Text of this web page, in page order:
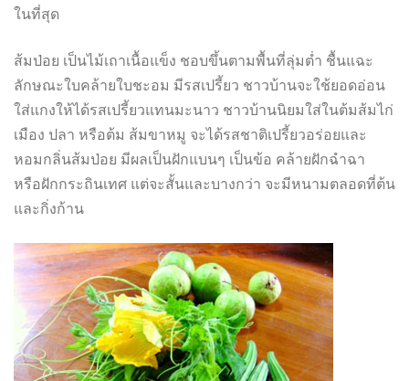
ในที่สุด
ส้มป่อย เป็นไม้เถาเนื้อแข็ง ชอบขึ้นตามพื้นที่ลุ่มต่ำ ชื้นแฉะ
ลักษณะใบคล้ายใบชะอม มีรสเปรี้ยว ชาวบ้านจะใช้ยอดอ่อน
ใส่แกงให้ได้รสเปรี้ยวแทนมะนาว ชาวบ้านนิยมใส่ในต้มส้มไก่
เมือง ปลา หรือต้ม ส้มขาหมู จะได้รสชาติเปรี้ยวอร่อยและ
หอมกลิ่นส้มป่อย มีผลเป็นฝักแบนๆ เป็นข้อ คล้ายฝักฉำฉา
หรือฝักกระถินเทศ แต่จะสั้นและบางกว่า จะมีหนามตลอดที่ต้น
และกิ่งก้าน